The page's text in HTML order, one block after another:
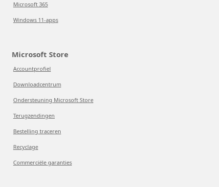
Microsoft 365
Windows 11-apps
Microsoft Store
Accountprofiel
Downloadcentrum
Ondersteuning Microsoft Store
Terugzendingen
Bestelling traceren
Recyclage
Commerciële garanties